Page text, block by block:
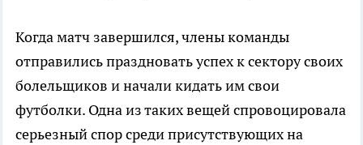
Когда матч завершился, члены команды
отправились праздновать успех к сектору своих
болельщиков и начали кидать им свои
футболки. Одна из таких вещей спровоцировала
серьезный спор среди присутствующих на